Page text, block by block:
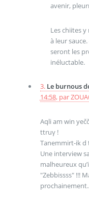
avenir,
Les chiites
à leur
seront les
inéluctable.
3. Le burnous
14:58, par
Aqli am win
ttruγ !
Tanemmirt-ik
Une interview
malheureux
"Zebbissss" !!!